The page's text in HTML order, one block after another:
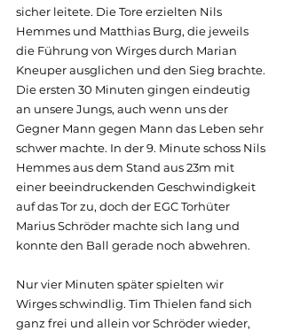
sicher leitete. Die Tore erzielten Nils
Hemmes und Matthias Burg, die jeweils
die Führung von Wirges durch Marian
Kneuper ausglichen und den Sieg brachte.
Die ersten 30 Minuten gingen eindeutig
an unsere Jungs, auch wenn uns der
Gegner Mann gegen Mann das Leben sehr
schwer machte. In der 9. Minute schoss Nils
Hemmes aus dem Stand aus 23m mit
einer beeindruckenden Geschwindigkeit
auf das Tor zu, doch der EGC Torhüter
Marius Schröder machte sich lang und
konnte den Ball gerade noch abwehren.
Nur vier Minuten später spielten wir
Wirges schwindlig. Tim Thielen fand sich
ganz frei und allein vor Schröder wieder,